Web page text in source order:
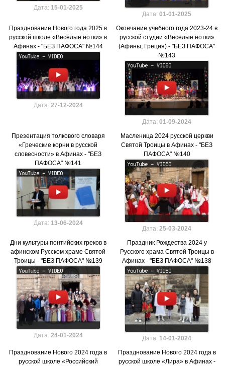
Дата: 15-01-2025
Дата:01-01-2025
Празднование Нового года 2025 в
русской школе «Весёлые нотки» в
Афинах - "БЕЗ ПАФОСА" №144
Дата: 27-12-2024
Окончание учебного года 2023-24 в
русской студии «Веселые нотки»
(Афины, Греция) - "БЕЗ ПАФОСА"
№143
Дата:01-09-2024
Презентация толкового словаря
«Греческие корни в русской
словесности» в Афинах - "БЕЗ
ПАФОСА" №141
Дата: 13-06-2024
Масленица 2024 русской церкви
Святой Троицы в Афинах - "БЕЗ
ПАФОСА" №140
Дата:25-03-2024
Дни культуры понтийских греков в
афинском Русском храме Святой
Троицы - "БЕЗ ПАФОСА" №139
Дата: 24-01-2024
Праздник Рождества 2024 у
Русского храма Святой Троицы в
Афинах - "БЕЗ ПАФОСА" №138
Дата: 14-01-2024
Празднование Нового 2024 года в
русской школе «Российский
Празднование Нового 2024 года в
русской школе «Лира» в Афинах -